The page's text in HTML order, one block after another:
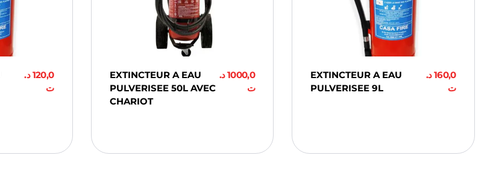
120,0د.
ت
EXTINCTEUR A EAU
PULVERISEE 50L AVEC
CHARIOT
1000,0د.
ت
EXTINCTEUR A EAU
PULVERISEE 9L
160,0د.
ت